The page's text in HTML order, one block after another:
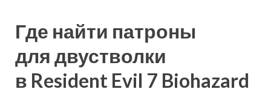
Где найти патроны
для двустволки
в Resident Evil 7 Biohazard